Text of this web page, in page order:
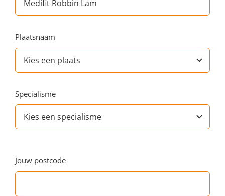
Plaatsnaam
Specialisme
Jouw postcode